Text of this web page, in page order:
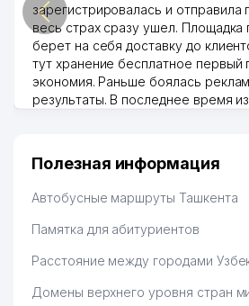
47 AZIYA BESH SAVDO ООО
48 BAJARUVCHI ООО
49 GLAESER-ST ООО
51 ASIA INSHURANS ООО
ИНСТИТУТ ИСТОРИИ
УЗБЕКИСТАН
53 ELIUS ООО
МУЗЕЙ ЗДРАВООХРАНЕНИЯ
зарегистрировалась и отправила
весь страх сразу ушел. Площадка
берет на себя доставку до
тут хранение бесплатное первый
экономия. Раньше боялась
результаты. В последнее время
Hamida 03.08.2026 12:45:39
Полезная информация
Автобусные маршруты Ташкента
Памятка для абитуриентов
Расстояние между городами
Домены верхнего уровня стран